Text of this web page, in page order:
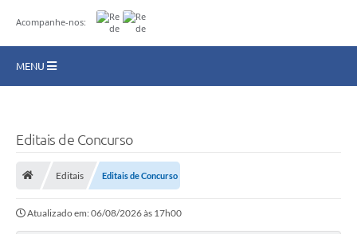
Acompanhe-nos:
MENU
Turismo
Ouvidoria
Audiências Públicas
Editais de Concurso
Editais Editais de Concurso
Atualizado em: 06/08/2026 às 17h00